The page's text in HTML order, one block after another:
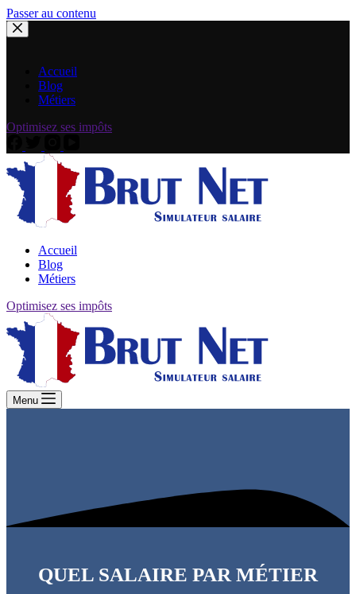
Passer au contenu
Accueil
Blog
Métiers
Optimisez ses impôts
Accueil
Blog
Métiers
Optimisez ses impôts
Menu
QUEL SALAIRE PAR MÉTIER